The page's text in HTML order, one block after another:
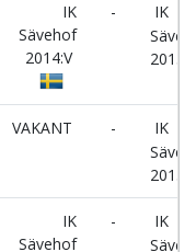
IK
Sävehof
2014:V
-
IK
VAKANT -
IK
IK
Sävehof
-
IK